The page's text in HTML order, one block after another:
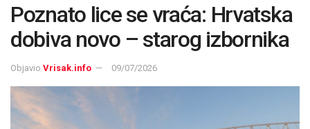
Poznato lice se vraća: Hrvatska
dobiva novo – starog izbornika
Objavio Vrisak.info 09/07/2026